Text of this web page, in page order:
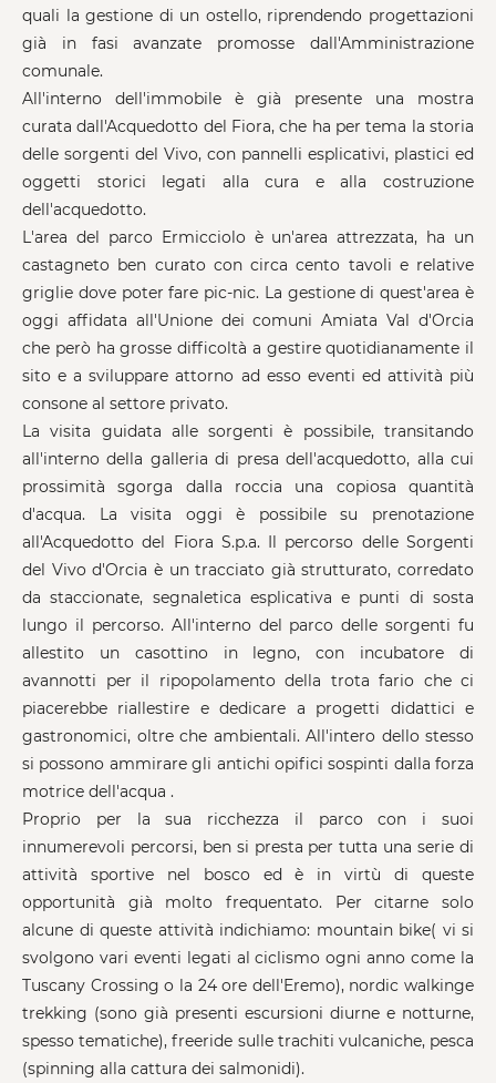
quali la gestione di un ostello, riprendendo progettazioni
già in fasi avanzate promosse dall'Amministrazione
comunale.
All'interno dell'immobile è già presente una mostra
curata dall'Acquedotto del Fiora, che ha per tema la storia
delle sorgenti del Vivo, con pannelli esplicativi, plastici ed
oggetti storici legati alla cura e alla costruzione
dell'acquedotto.
L'area del parco Ermicciolo è un'area attrezzata, ha un
castagneto ben curato con circa cento tavoli e relative
griglie dove poter fare pic-nic. La gestione di quest'area è
oggi affidata all'Unione dei comuni Amiata Val d'Orcia
che però ha grosse difficoltà a gestire quotidianamente il
sito e a sviluppare attorno ad esso eventi ed attività più
consone al settore privato.
La visita guidata alle sorgenti è possibile, transitando
all'interno della galleria di presa dell'acquedotto, alla cui
prossimità sgorga dalla roccia una copiosa quantità
d'acqua. La visita oggi è possibile su prenotazione
all'Acquedotto del Fiora S.p.a. Il percorso delle Sorgenti
del Vivo d'Orcia è un tracciato già strutturato, corredato
da staccionate, segnaletica esplicativa e punti di sosta
lungo il percorso. All'interno del parco delle sorgenti fu
allestito un casottino in legno, con incubatore di
avannotti per il ripopolamento della trota fario che ci
piacerebbe riallestire e dedicare a progetti didattici e
gastronomici, oltre che ambientali. All'intero dello stesso
si possono ammirare gli antichi opifici sospinti dalla forza
motrice dell'acqua .
Proprio per la sua ricchezza il parco con i suoi
innumerevoli percorsi, ben si presta per tutta una serie di
attività sportive nel bosco ed è in virtù di queste
opportunità già molto frequentato. Per citarne solo
alcune di queste attività indichiamo: mountain bike( vi si
svolgono vari eventi legati al ciclismo ogni anno come la
Tuscany Crossing o la 24 ore dell'Eremo), nordic walkinge
trekking (sono già presenti escursioni diurne e notturne,
spesso tematiche), freeride sulle trachiti vulcaniche, pesca
(spinning alla cattura dei salmonidi).